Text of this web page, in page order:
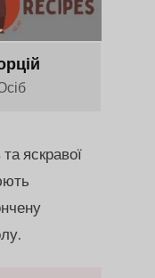
яскравої